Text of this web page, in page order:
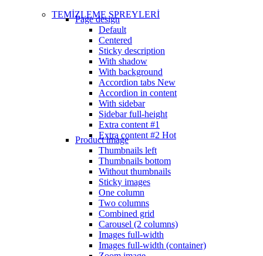
TEMİZLEME SPREYLERİ
Page design
Default
Centered
Sticky description
With shadow
With background
Accordion tabs New
Accordion in content
With sidebar
Sidebar full-height
Extra content #1
Extra content #2 Hot
Product image
Thumbnails left
Thumbnails bottom
Without thumbnails
Sticky images
One column
Two columns
Combined grid
Carousel (2 columns)
Images full-width
Images full-width (container)